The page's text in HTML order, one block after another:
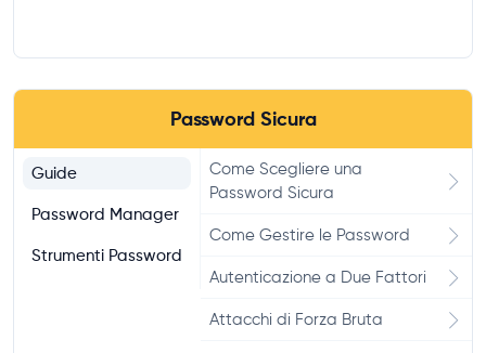
Password Sicura
Guide
Password Manager
Strumenti Password
Come Scegliere una
Password Sicura
Come Gestire le Password
Autenticazione a Due Fattori
Attacchi di Forza Bruta